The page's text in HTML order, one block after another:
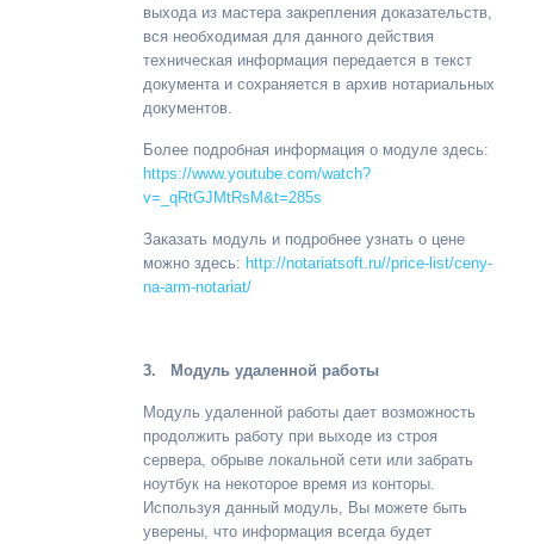
выхода из мастера закрепления доказательств,
вся необходимая для данного действия
техническая информация передается в текст
документа и сохраняется в архив нотариальных
документов.
Более подробная информация о модуле здесь:
https://www.youtube.com/watch?
v=_qRtGJMtRsM&t=285s
Заказать модуль и подробнее узнать о цене
можно здесь: http://notariatsoft.ru//price-list/ceny-
na-arm-notariat/
3. Модуль удаленной работы
Модуль удаленной работы дает возможность
продолжить работу при выходе из строя
сервера, обрыве локальной сети или забрать
ноутбук на некоторое время из конторы.
Используя данный модуль, Вы можете быть
уверены, что информация всегда будет